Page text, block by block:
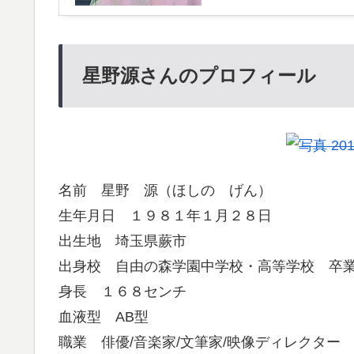
星野源さんのプロフィール
名前 星野 源（ほしの げん）
生年月日 １９８１年１月２８日
出生地 埼玉県蕨市
出身校 自由の森学園中学校・高等学校 卒
身長 １６８センチ
血液型 AB型
職業 俳優/音楽家/文筆家/映像ディレクター